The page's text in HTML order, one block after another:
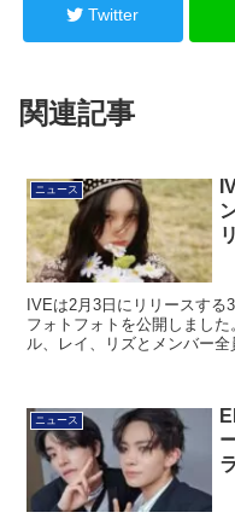
Twitter
関連記事
ニュース
IVEは2月3日にリリースする
フォトフォトを公開しまし
ル、レイ、リズとメンバー全
ニュース